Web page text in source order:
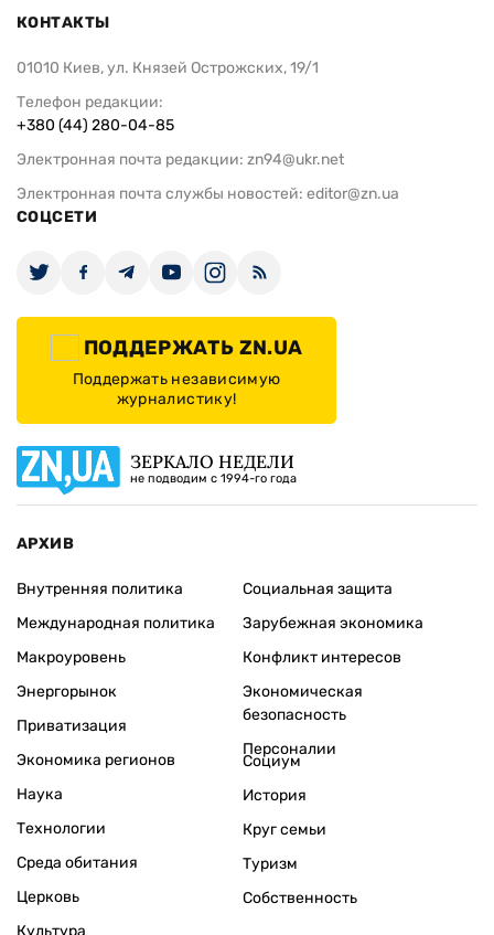
КОНТАКТЫ
01010 Киев, ул. Князей Острожских, 19/1
Телефон редакции:
+380 (44) 280-04-85
Электронная почта редакции: zn94@ukr.net
Электронная почта службы новостей: editor@zn.ua
СОЦСЕТИ
ПОДДЕРЖАТЬ ZN.UA
Поддержать независимую
журналистику!
ЗЕРКАЛО НЕДЕЛИ
не подводим с 1994-го года
АРХИВ
Внутренняя политика
Международная политика
Макроуровень
Энергорынок
Приватизация
Экономика регионов
Социальная защита
Зарубежная экономика
Конфликт интересов
Экономическая
безопасность
Персоналии
Наука
Технологии
Среда обитания
Церковь
Культура
Социум
История
Круг семьи
Туризм
Собственность